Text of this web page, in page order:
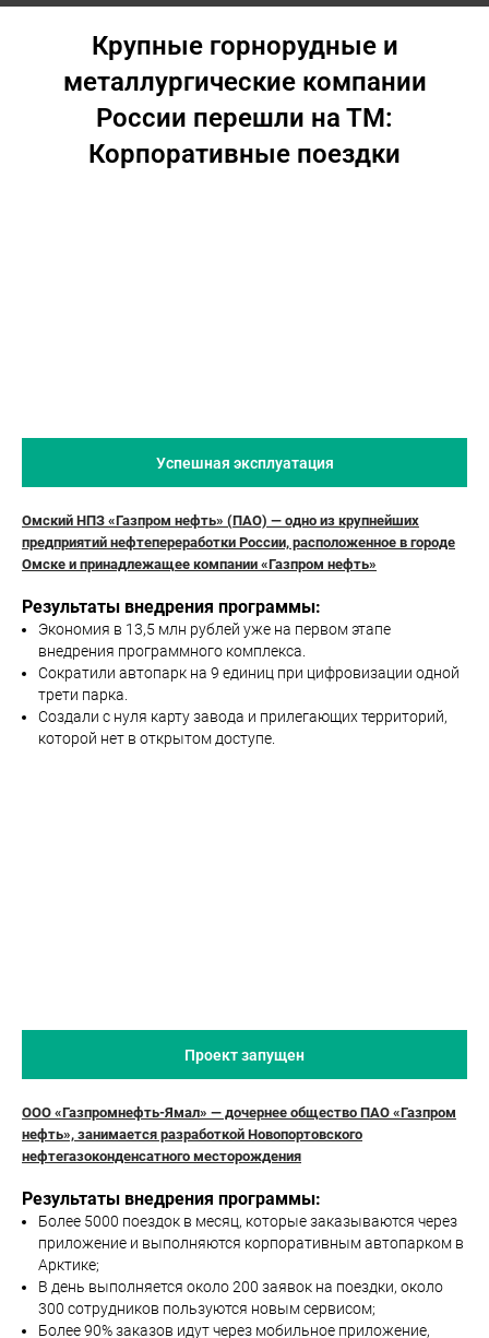
Крупные горнорудные и
металлургические компании
России перешли на ТМ:
Корпоративные поездки
Успешная эксплуатация
Омский НПЗ «Газпром нефть» (ПАО) — одно из крупнейших
предприятий нефтепереработки России, расположенное в городе
Омске и принадлежащее компании «Газпром нефть»
Результаты внедрения программы:
Экономия в 13,5 млн рублей уже на первом этапе
внедрения программного комплекса.
Сократили автопарк на 9 единиц при цифровизации одной
трети парка.
Создали с нуля карту завода и прилегающих территорий,
которой нет в открытом доступе.
Проект запущен
ООО «Газпромнефть-Ямал» — дочернее общество ПАО «Газпром
нефть», занимается разработкой Новопортовского
нефтегазоконденсатного месторождения
Результаты внедрения программы:
Более 5000 поездок в месяц, которые заказываются через
приложение и выполняются корпоративным автопарком в
Арктике;
В день выполняется около 200 заявок на поездки, около
300 сотрудников пользуются новым сервисом;
Более 90% заказов идут через мобильное приложение,